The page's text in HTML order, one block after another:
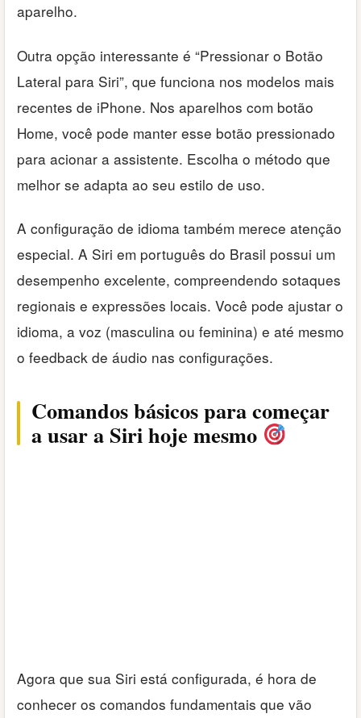
aparelho.
Outra opção interessante é “Pressionar o Botão
Lateral para Siri”, que funciona nos modelos mais
recentes de iPhone. Nos aparelhos com botão
Home, você pode manter esse botão pressionado
para acionar a assistente. Escolha o método que
melhor se adapta ao seu estilo de uso.
A configuração de idioma também merece atenção
especial. A Siri em português do Brasil possui um
desempenho excelente, compreendendo sotaques
regionais e expressões locais. Você pode ajustar o
idioma, a voz (masculina ou feminina) e até mesmo
o feedback de áudio nas configurações.
Comandos básicos para começar
a usar a Siri hoje mesmo
Agora que sua Siri está configurada, é hora de
conhecer os comandos fundamentais que vão